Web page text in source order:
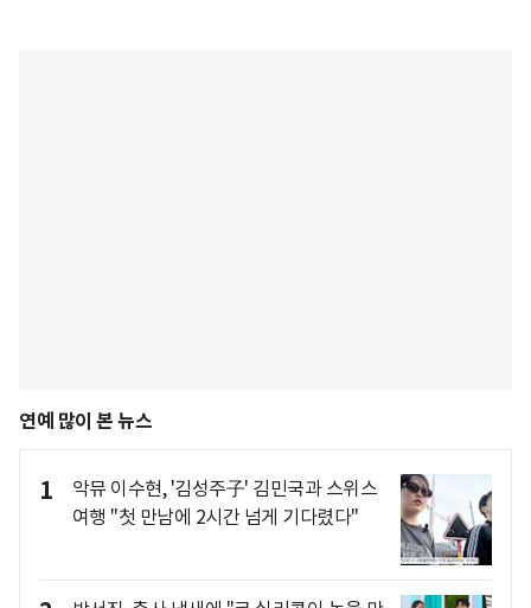
연예 많이 본 뉴스
1
악뮤 이수현, '김성주子' 김민국과 스위스
여행 "첫 만남에 2시간 넘게 기다렸다"